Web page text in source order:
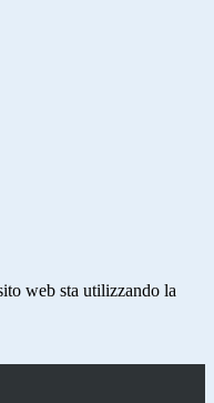
web sta utilizzando la